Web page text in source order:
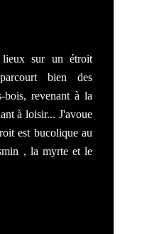
sur un étroit
bien des
bois, revenant à la
à loisir... J'avoue
est bucolique au
, la myrte et le